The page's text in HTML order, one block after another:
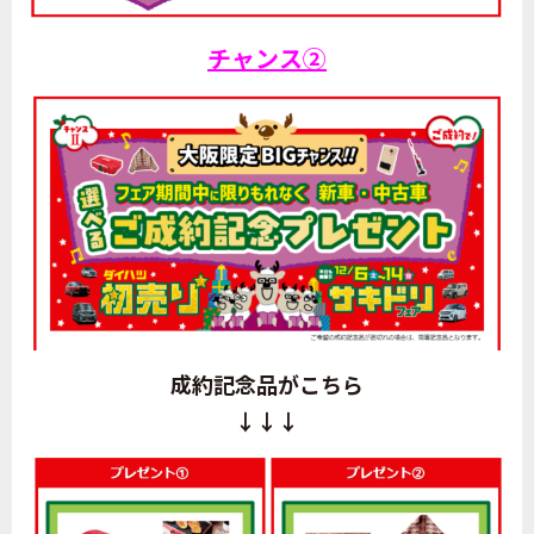
チャンス②
成約記念品がこちら
↓↓↓